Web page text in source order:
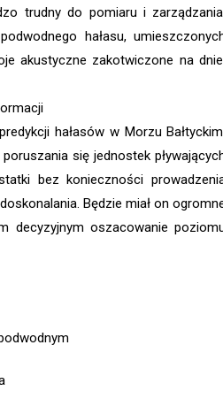
trudny do pomiaru i
hałasu,
akustyczne zakotwiczone na
hałasów w Morzu
się jednostek
bez konieczności
Będzie miał on
decyzyjnym oszacowanie